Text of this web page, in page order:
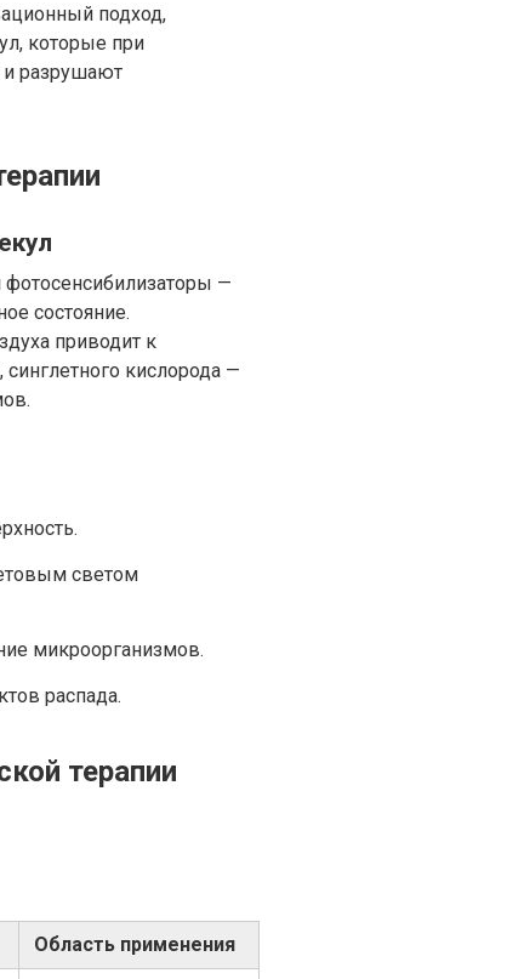
подход,
которые при
и разрушают
—
состояние.
приводит к
кислорода —
светом
микроорганизмов.
распада.
терапии
Область применения